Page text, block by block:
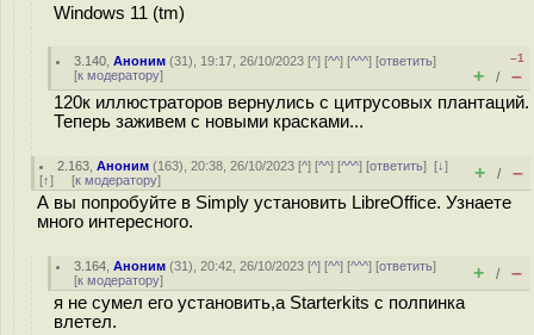
Windows 11 (tm)
3.140 ,Аноним (31), 19:17, 26/10/2023 [^] [^^] [^^^] [ответить]
[к модератору]
–1
+ / –
120к иллюстраторов вернулись с цитрусовых плантаций.
Теперь заживем с новыми красками...
2.163 ,Аноним (163), 20:38, 26/10/2023 [^] [^^] [^^^] [ответить][↓]
[↑] [к модератору] + / –
А вы попробуйте в Simply установить LibreOffice. Узнаете
много интересного.
3.164 ,Аноним (31), 20:42, 26/10/2023 [^] [^^] [^^^] [ответить]
[к модератору] + / –
я не сумел его установить,а Starterkits с полпинка
влетел.